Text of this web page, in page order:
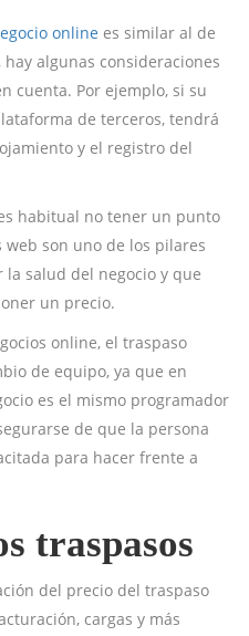
online es similar al de
algunas consideraciones
cuenta. Por ejemplo, si su
de terceros, tendrá
y el registro del
habitual no tener un punto
son uno de los pilares
salud del negocio y que
un precio.
online, el traspaso
de equipo, ya que en
es el mismo programador
de que la persona
para hacer frente a
traspasos
del precio del traspaso
cargas y más